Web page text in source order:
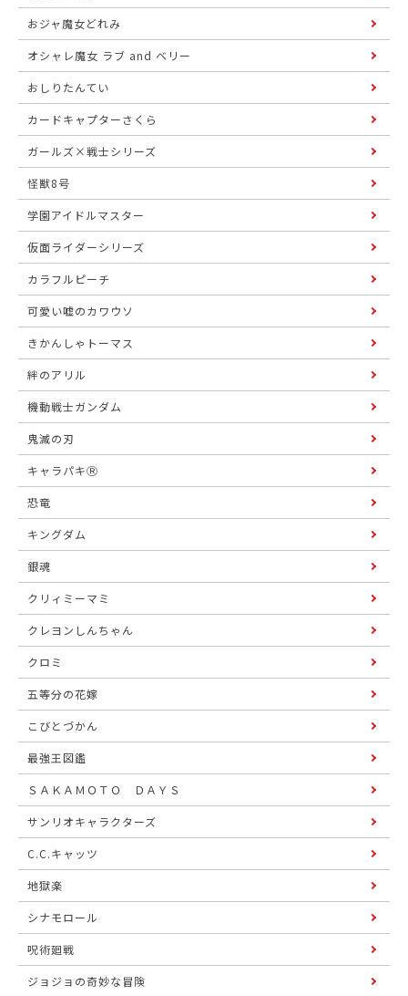
おジャ魔女どれみ
オシャレ魔女 ラブ and ベリー
おしりたんてい
カードキャプターさくら
ガールズ×戦士シリーズ
怪獣8号
学園アイドルマスター
仮面ライダーシリーズ
カラフルピーチ
可愛い嘘のカワウソ
きかんしゃトーマス
絆のアリル
機動戦士ガンダム
鬼滅の刃
キャラパキⓇ
恐竜
キングダム
銀魂
クリィミーマミ
クレヨンしんちゃん
クロミ
五等分の花嫁
こびとづかん
最強王図鑑
ＳＡＫＡＭＯＴＯ ＤＡＹＳ
サンリオキャラクターズ
C.C.キャッツ
地獄楽
シナモロール
呪術廻戦
ジョジョの奇妙な冒険